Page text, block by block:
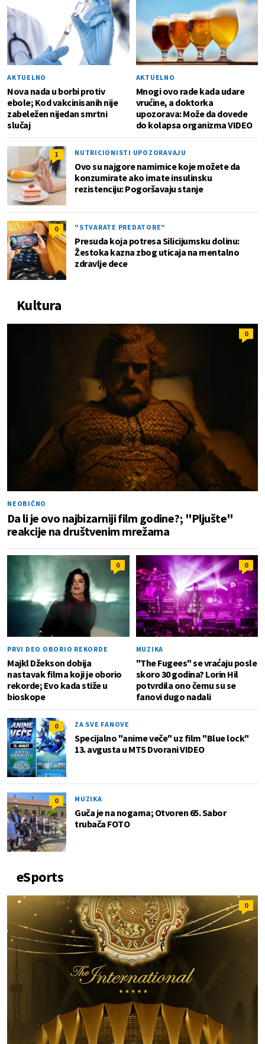
AKTUELNO
Nova nada u borbi protiv
ebole; Kod vakcinisanih nije
zabeležen nijedan smrtni
slučaj
AKTUELNO
Mnogi ovo rade kada udare
vrućine, a doktorka
upozorava: Može da dovede
do kolapsa organizma VIDEO
1 NUTRICIONISTI UPOZORAVAJU
Ovo su najgore namirnice koje možete da
konzumirate ako imate insulinsku
rezistenciju: Pogoršavaju stanje
0 "STVARATE PREDATORE"
Presuda koja potresa Silicijumsku dolinu:
Žestoka kazna zbog uticaja na mentalno
zdravlje dece
Kultura
0
NEOBIČNO
Da li je ovo najbizarniji film godine?; "Pljušte"
reakcije na društvenim mrežama
0
PRVI DEO OBORIO REKORDE
Majkl Džekson dobija
nastavak filma koji je oborio
rekorde; Evo kada stiže u
bioskope
0
MUZIKA
"The Fugees" se vraćaju posle
skoro 30 godina? Lorin Hil
potvrdila ono čemu su se
fanovi dugo nadali
0 ZA SVE FANOVE
Specijalno "anime veče" uz film "Blue lock"
13. avgusta u MTS Dvorani VIDEO
0 MUZIKA
Guča je na nogama; Otvoren 65. Sabor
trubača FOTO
eSports
0